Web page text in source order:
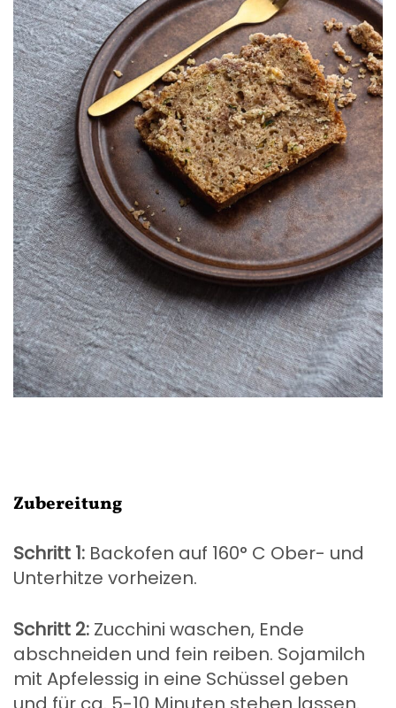
Zubereitung
Schritt 1: Backofen auf 160° C Ober- und
Unterhitze vorheizen.
Schritt 2: Zucchini waschen, Ende
abschneiden und fein reiben. Sojamilch
mit Apfelessig in eine Schüssel geben